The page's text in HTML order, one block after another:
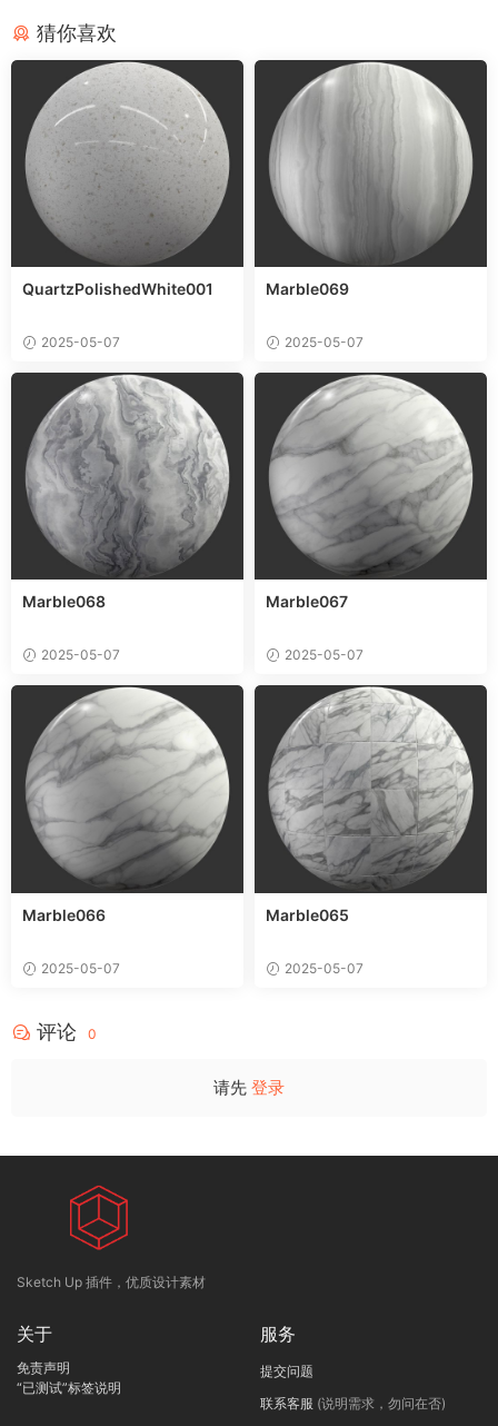
猜你喜欢
QuartzPolishedWhite001
2025-05-07
Marble069
2025-05-07
Marble068
2025-05-07
Marble067
2025-05-07
Marble066
2025-05-07
Marble065
2025-05-07
评论 0
请先 登录
Sketch Up 插件，优质设计素材
关于
免责声明
“已测试”标签说明
服务
提交问题
联系客服 (说明需求，勿问在否)